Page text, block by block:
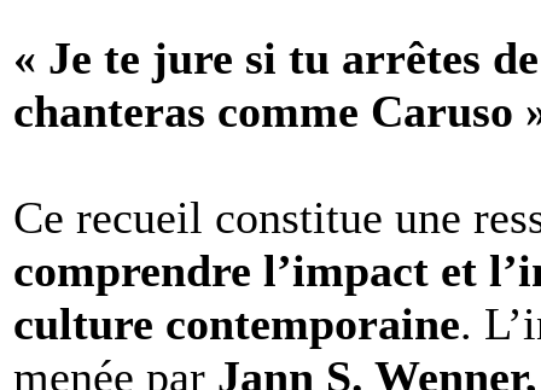
« Je te jure si tu arrêtes
chanteras comme Caruso
Ce recueil constitue une
comprendre l’impact et
culture contemporaine.
menée par Jann S.